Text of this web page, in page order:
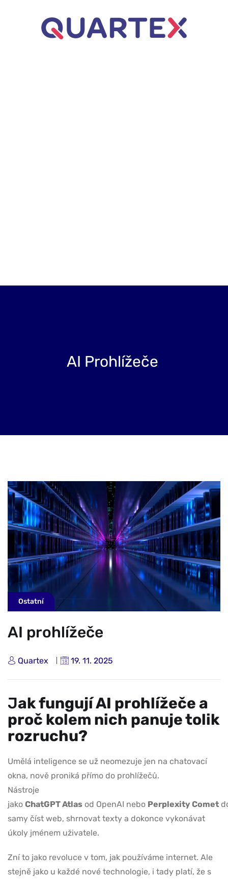
AI Prohlížeče
Ostatní
AI prohlížeče
Quartex 19. 11. 2025
Jak fungují AI prohlížeče a
proč kolem nich panuje tolik
rozruchu?
Umělá inteligence se už neomezuje jen na chatovací
okna, nově proniká přímo do prohlížečů.
Nástroje
jako ChatGPT Atlas od OpenAI nebo Perplexity Comet
samy číst web, shrnovat texty a dokonce vykonávat
úkoly jménem uživatele.
Zní to jako revoluce v tom, jak používáme internet. Ale
stejně jako u každé nové technologie, i tady platí, že s